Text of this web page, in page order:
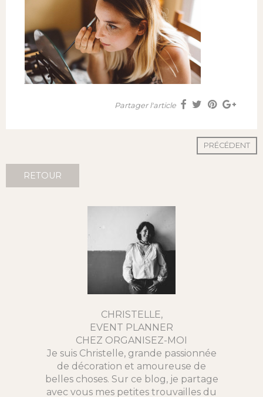
Partager l'article
PRÉCÉDENT
RETOUR
CHRISTELLE,
EVENT PLANNER
CHEZ ORGANISEZ-MOI
Je suis Christelle, grande passionnée
de décoration et amoureuse de
belles choses. Sur ce blog, je partage
avec vous mes petites trouvailles du